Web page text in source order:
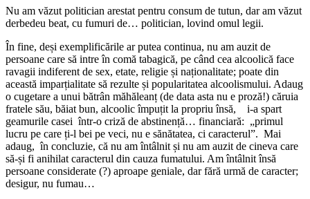
Nu am văzut politician arestat pentru consum de tutun, dar am văzut
derbedeu beat, cu fumuri de… politician, lovind omul legii.
În fine, deși exemplificările ar putea continua, nu am auzit de
persoane care să intre în comă tabagică, pe când cea alcoolică face
ravagii indiferent de sex, etate, religie și naționalitate; poate din
această imparțialitate să rezulte și popularitatea alcoolismului. Adaug
o cugetare a unui bătrân măhăleanț (de data asta nu e proză!) căruia
fratele său, băiat bun, alcoolic împuțit la propriu însă, i-a spart
geamurile casei într-o criză de abstinență… financiară: „primul
lucru pe care ți-l bei pe veci, nu e sănătatea, ci caracterul”. Mai
adaug, în concluzie, că nu am întâlnit și nu am auzit de cineva care
să-și fi anihilat caracterul din cauza fumatului. Am întâlnit însă
persoane considerate (?) aproape geniale, dar fără urmă de caracter;
desigur, nu fumau…